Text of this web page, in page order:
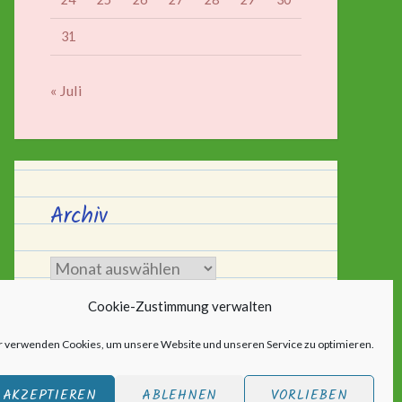
Cookie-Zustimmung verwalten
verwenden Cookies, um unsere Website und unseren Service zu optimieren.
AKZEPTIEREN ABLEHNEN VORLIEBEN
31
« Juli
Archiv
Archiv